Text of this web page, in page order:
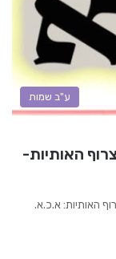
ע"ב שמות
האותיות-